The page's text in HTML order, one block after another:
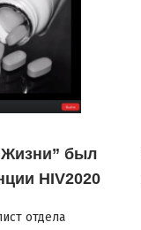
был
HIV2020
отдела